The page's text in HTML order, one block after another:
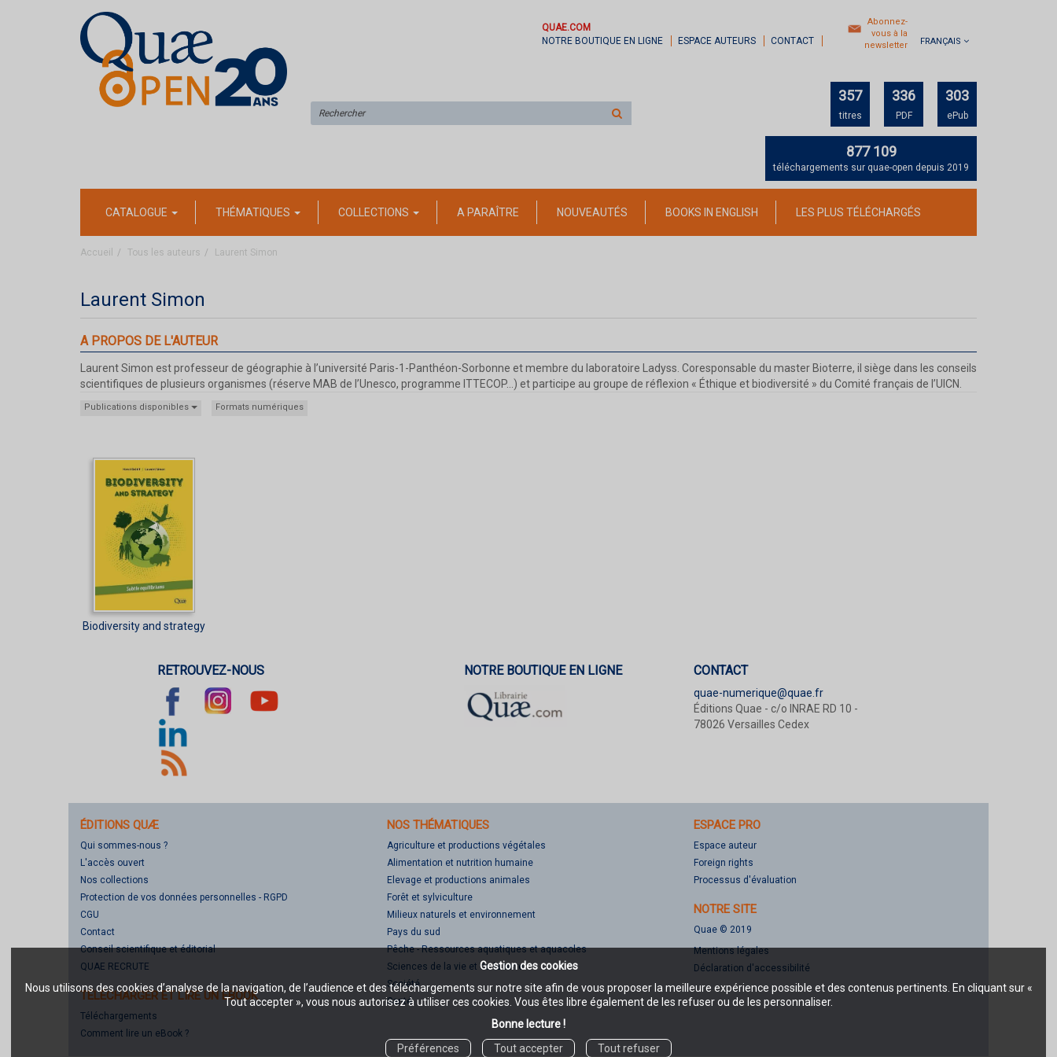
Gestion des cookies
Nous utilisons des cookies d’analyse de la navigation, de l’audience et des téléchargements sur notre site afin de vous proposer la meilleure expérience possible et des contenus pertinents. En cliquant sur «
Tout accepter », vous nous autorisez à utiliser ces cookies. Vous êtes libre également de les refuser ou de les personnaliser.
Bonne lecture !
Préférences
Tout accepter Tout refuser
QUAE.COM
NOTRE BOUTIQUE EN LIGNE
ESPACE AUTEURS CONTACT
Abonnez-
vous à la
newsletter
FRANÇAIS
sur
357
titres
336
PDF
303
ePub
877 109
téléchargements sur quae-open depuis 2019
CATALOGUE THÉMATIQUES COLLECTIONS A PARAÎTRE NOUVEAUTÉS BOOKS IN ENGLISH LES PLUS TÉLÉCHARGÉS
Accueil Tous les auteurs Laurent Simon
Laurent Simon
A PROPOS DE L'AUTEUR
Laurent Simon est professeur de géographie à l’université Paris-1-Panthéon-Sorbonne et membre du laboratoire Ladyss. Coresponsable du master Bioterre, il siège dans les conseils
scientifiques de plusieurs organismes (réserve MAB de l’Unesco, programme ITTECOP…) et participe au groupe de réflexion « Éthique et biodiversité » du Comité français de l’UICN.
Publications disponibles Formats numériques
Biodiversity and strategy
RETROUVEZ-NOUS NOTRE BOUTIQUE EN LIGNE CONTACT
quae-numerique@quae.fr
Éditions Quae - c/o INRAE RD 10 -
78026 Versailles Cedex
ÉDITIONS QUÆ
Qui sommes-nous ?
L'accès ouvert
Nos collections
Protection de vos données personnelles - RGPD
CGU
Contact
Conseil scientifique et éditorial
QUAE RECRUTE
TÉLÉCHARGER ET LIRE UN EBOOK
Téléchargements
Comment lire un eBook ?
NOS THÉMATIQUES
Agriculture et productions végétales
Alimentation et nutrition humaine
Elevage et productions animales
Forêt et sylviculture
Milieux naturels et environnement
Pays du sud
Pêche - Ressources aquatiques et aquacoles
Sciences de la vie et de la terre
Société
Santé
ESPACE PRO
Espace auteur
Foreign rights
Processus d'évaluation
NOTRE SITE
Quae © 2019
Mentions légales
Déclaration d'accessibilité